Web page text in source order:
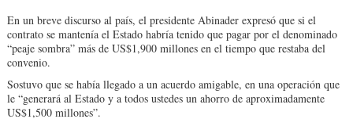
En un breve discurso al país, el presidente Abinader expresó que si el
contrato se mantenía el Estado habría tenido que pagar por el denominado
“peaje sombra” más de US$1,900 millones en el tiempo que restaba del
convenio.
Sostuvo que se había llegado a un acuerdo amigable, en una operación que
le “generará al Estado y a todos ustedes un ahorro de aproximadamente
US$1,500 millones”.